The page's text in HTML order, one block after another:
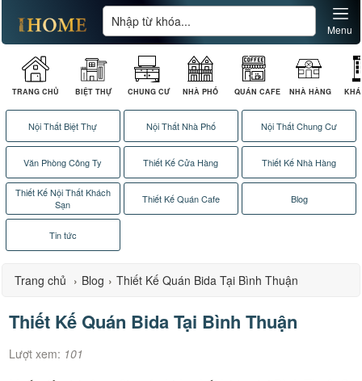
TRANG CHỦ BIỆT THỰ CHUNG CƯ NHÀ PHỐ QUÁN CAFE NHÀ HÀNG
Menu
Nội Thất Biệt Thự Nội Thất Nhà Phố Nội Thất Chung Cư
Văn Phòng Công Ty Thiết Kế Cửa Hàng Thiết Kế Nhà Hàng
Thiết Kế Nội Thất Khách
Sạn
Thiết Kế Quán Cafe Blog
Tin tức
Trang chủ › Blog › Thiết Kế Quán Bida Tại Bình Thuận
Thiết Kế Quán Bida Tại Bình Thuận
Lượt xem: 101